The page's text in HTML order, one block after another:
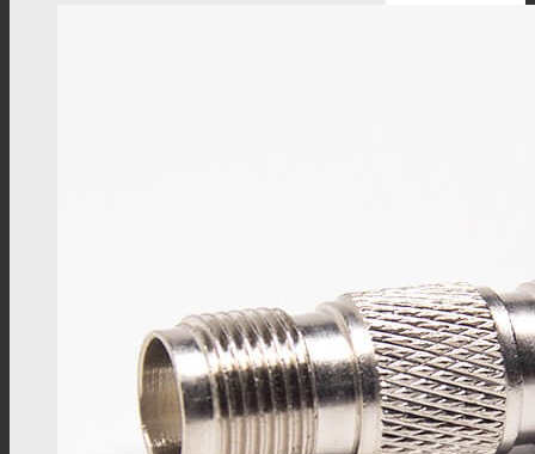
DIN1.6/5.6连接器
DIN1.0/2.3连接器